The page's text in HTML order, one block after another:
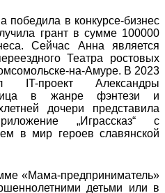
победила в конкурсе-бизнес
грант в сумме 100000
Сейчас Анна является
Театра ростовых
на-Амуре. В 2023
проект Александры
в жанре фэнтези и
дочери представила
„Играссказ“ с
в мир героев славянской
«Мама-предприниматель»
детьми или в